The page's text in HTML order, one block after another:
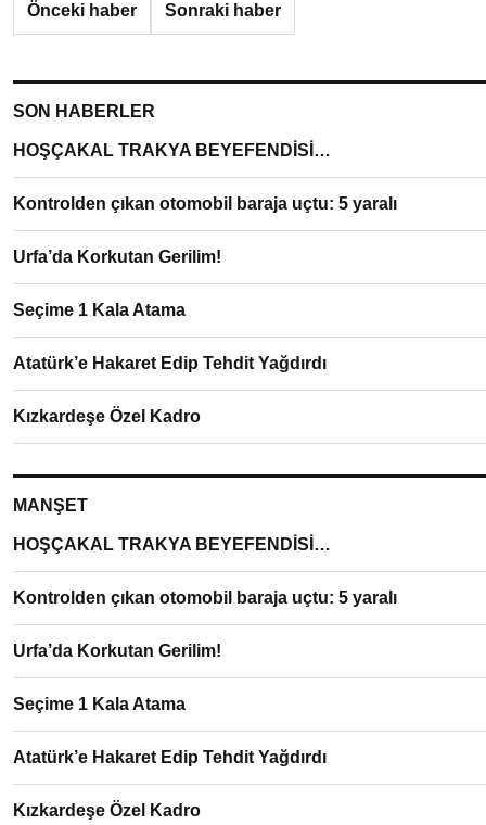
Önceki haber Sonraki haber
SON HABERLER
HOŞÇAKAL TRAKYA BEYEFENDİSİ…
Kontrolden çıkan otomobil baraja uçtu: 5 yaralı
Urfa’da Korkutan Gerilim!
Seçime 1 Kala Atama
Atatürk’e Hakaret Edip Tehdit Yağdırdı
Kızkardeşe Özel Kadro
MANŞET
HOŞÇAKAL TRAKYA BEYEFENDİSİ…
Kontrolden çıkan otomobil baraja uçtu: 5 yaralı
Urfa’da Korkutan Gerilim!
Seçime 1 Kala Atama
Atatürk’e Hakaret Edip Tehdit Yağdırdı
Kızkardeşe Özel Kadro